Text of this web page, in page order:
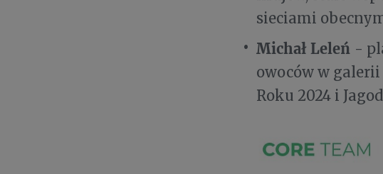
sieciami
Michał Leleń -
owoców w
Roku 2024 i